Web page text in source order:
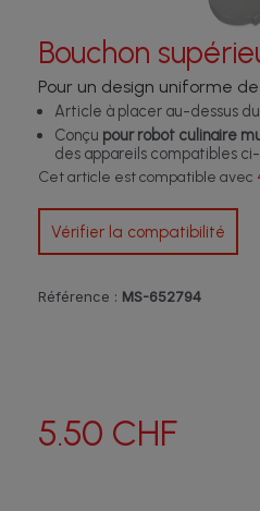
Bouchon
Pour un design uniforme
Article à placer au-dessus
Conçu pour robot culinaire
des appareils compatibles
Cet article est compatible avec
Vérifier la compatibilité
Référence : MS-652794
5.50 CHF